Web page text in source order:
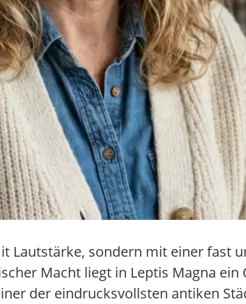
Lautstärke, sondern mit einer fast
Macht liegt in Leptis Magna
der eindrucksvollsten antiken